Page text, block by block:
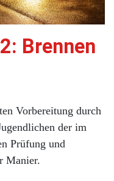
Brennen
Vorbereitung durch
der im
Prüfung und
Manier.